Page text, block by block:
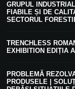
GRUPUL
FIABILE ȘI DE
SECTORUL
TRENCHLESS
EXHIBITION EDIȚIA
PROBLEMĂ
PRODUSELE |